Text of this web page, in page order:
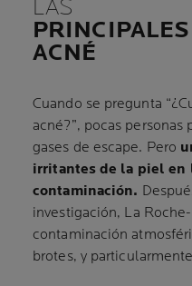
LAS
ACNÉ
Cuando se pregunta
acné?”, pocas
gases de escape. Pero
irritantes de la piel en
contaminación.
investigación, La
contaminación
brotes, y